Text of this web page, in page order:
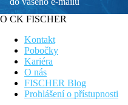
O CK FISCHER
Kontakt
Pobočky
Kariéra
O nás
FISCHER Blog
Prohlášení o přístupnosti